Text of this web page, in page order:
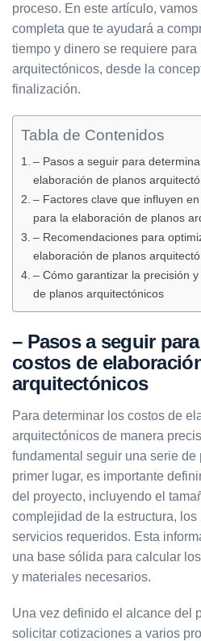
proceso. En este artículo,
completa que te ayudará a
tiempo y dinero se requiere
arquitectónicos, desde la
finalización.
Tabla de Contenidos
– Pasos a seguir para
elaboración de planos
– Factores clave que influyen
para la elaboración de planos
– Recomendaciones para
elaboración de planos
– Cómo garantizar la precisión
de planos arquitectónicos
– Pasos a seguir
costos de
arquitectónicos
Para determinar los costos de
arquitectónicos de manera
fundamental seguir una serie de
primer lugar, es importante
del proyecto, incluyendo el
complejidad de la estructura,
servicios requeridos. Esta
una base sólida para calcular
y materiales necesarios.
Una vez definido el alcance del
solicitar cotizaciones a varios